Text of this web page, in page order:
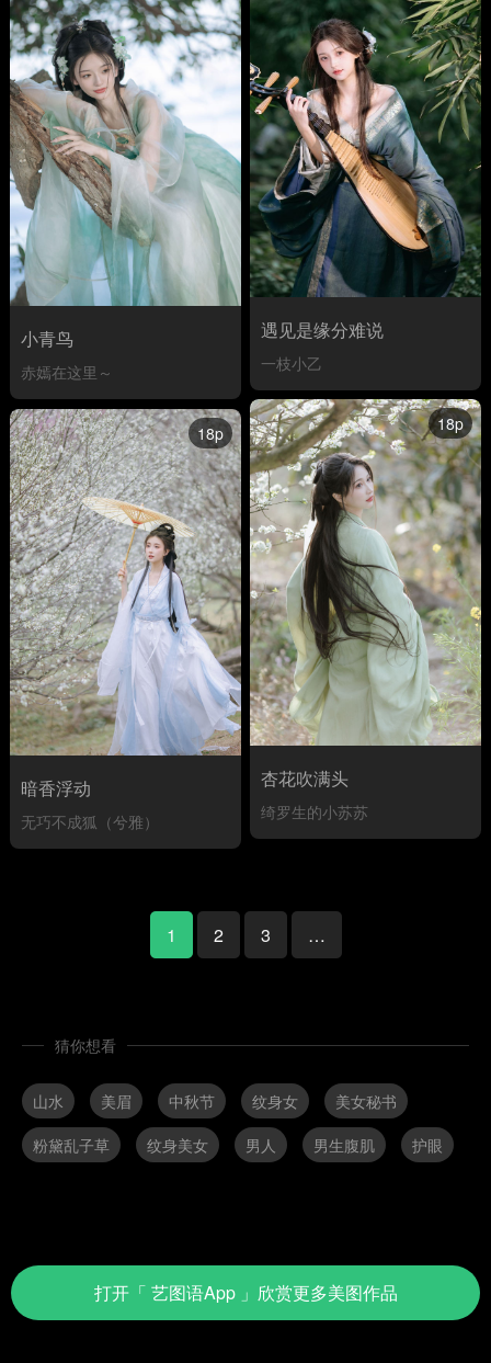
遇见是缘分难说
一枝小乙
小青鸟
赤嫣在这里～
18p
杏花吹满头
绮罗生的小苏苏
18p
暗香浮动
无巧不成狐（兮雅）
1 2 3 …
猜你想看
山水 美眉 中秋节 纹身女
美女秘书
粉黛乱子草
纹身美女 男人 男生腹肌 护眼
打开「 艺图语App 」 欣赏更多美图作品